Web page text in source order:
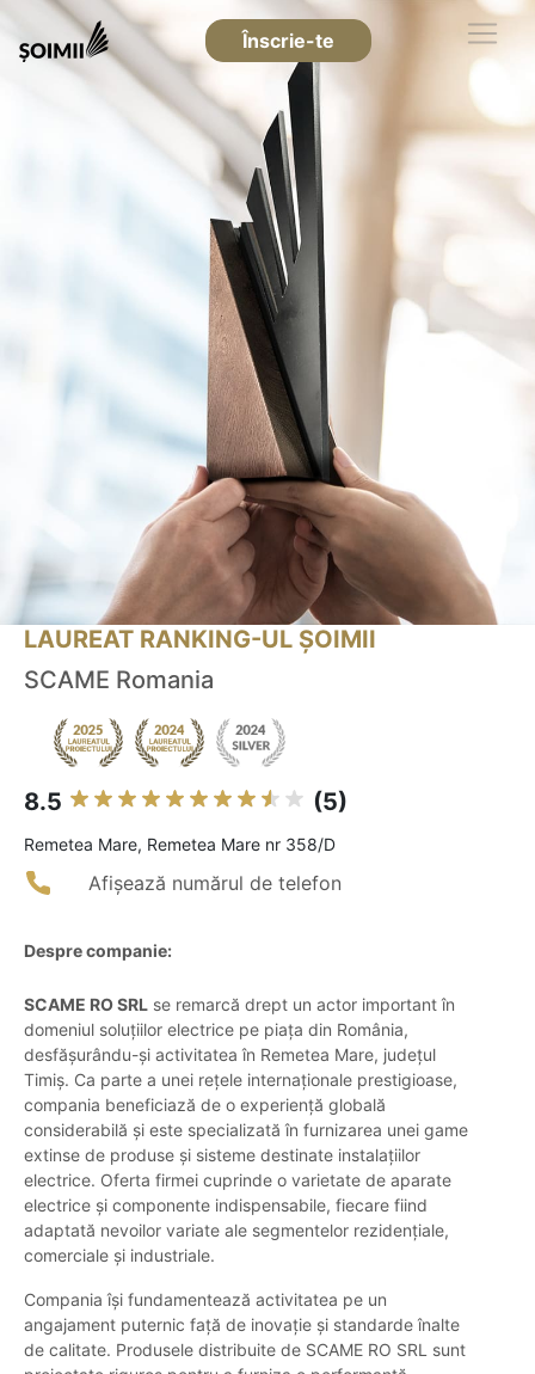
Înscrie-te
LAUREAT RANKING-UL ȘOIMII
SCAME Romania
8.5 (5)
Remetea Mare, Remetea Mare nr 358/D
Afișează numărul de telefon
Despre companie:
SCAME RO SRL se remarcă drept un actor important în
domeniul soluțiilor electrice pe piața din România,
desfășurându-și activitatea în Remetea Mare, județul
Timiș. Ca parte a unei rețele internaționale prestigioase,
compania beneficiază de o experiență globală
considerabilă și este specializată în furnizarea unei game
extinse de produse și sisteme destinate instalațiilor
electrice. Oferta firmei cuprinde o varietate de aparate
electrice și componente indispensabile, fiecare fiind
adaptată nevoilor variate ale segmentelor rezidențiale,
comerciale și industriale.
Compania își fundamentează activitatea pe un
angajament puternic față de inovație și standarde înalte
de calitate. Produsele distribuite de SCAME RO SRL sunt